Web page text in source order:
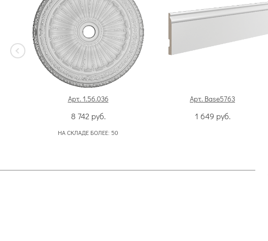
Арт. 1.56.036
8 742 руб.
НА СКЛАДЕ БОЛЕЕ: 50
Арт. Base5763
1 649 руб.